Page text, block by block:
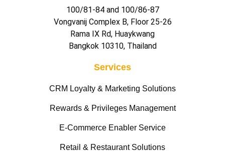
100/81-84 and 100/86-87
Vongvanij Complex B, Floor 25-26
Rama IX Rd, Huaykwang
Bangkok 10310, Thailand
Services
CRM Loyalty & Marketing Solutions
Rewards & Privileges Management
E-Commerce Enabler Service
Retail & Restaurant Solutions